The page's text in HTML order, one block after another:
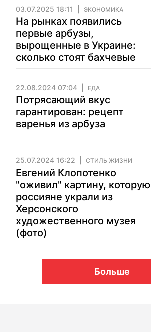
03.07.2025 18:11 ЭКОНОМИКА
На рынках появились
первые арбузы,
вырощенные в Украине:
сколько стоят бахчевые
22.08.2024 07:04 ЕДА
Потрясающий вкус
гарантирован: рецепт
варенья из арбуза
25.07.2024 16:22 СТИЛЬ ЖИЗНИ
Евгений Клопотенко
"оживил" картину, которую
россияне украли из
Херсонского
художественного музея
(фото)
Больше